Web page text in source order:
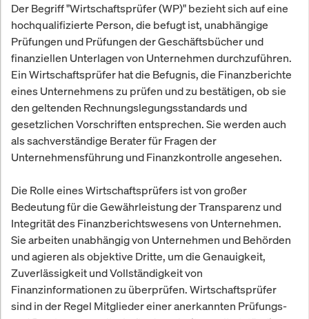
Der Begriff "Wirtschaftsprüfer (WP)" bezieht sich auf eine
hochqualifizierte Person, die befugt ist, unabhängige
Prüfungen und Prüfungen der Geschäftsbücher und
finanziellen Unterlagen von Unternehmen durchzuführen.
Ein Wirtschaftsprüfer hat die Befugnis, die Finanzberichte
eines Unternehmens zu prüfen und zu bestätigen, ob sie
den geltenden Rechnungslegungsstandards und
gesetzlichen Vorschriften entsprechen. Sie werden auch
als sachverständige Berater für Fragen der
Unternehmensführung und Finanzkontrolle angesehen.
Die Rolle eines Wirtschaftsprüfers ist von großer
Bedeutung für die Gewährleistung der Transparenz und
Integrität des Finanzberichtswesens von Unternehmen.
Sie arbeiten unabhängig von Unternehmen und Behörden
und agieren als objektive Dritte, um die Genauigkeit,
Zuverlässigkeit und Vollständigkeit von
Finanzinformationen zu überprüfen. Wirtschaftsprüfer
sind in der Regel Mitglieder einer anerkannten Prüfungs-